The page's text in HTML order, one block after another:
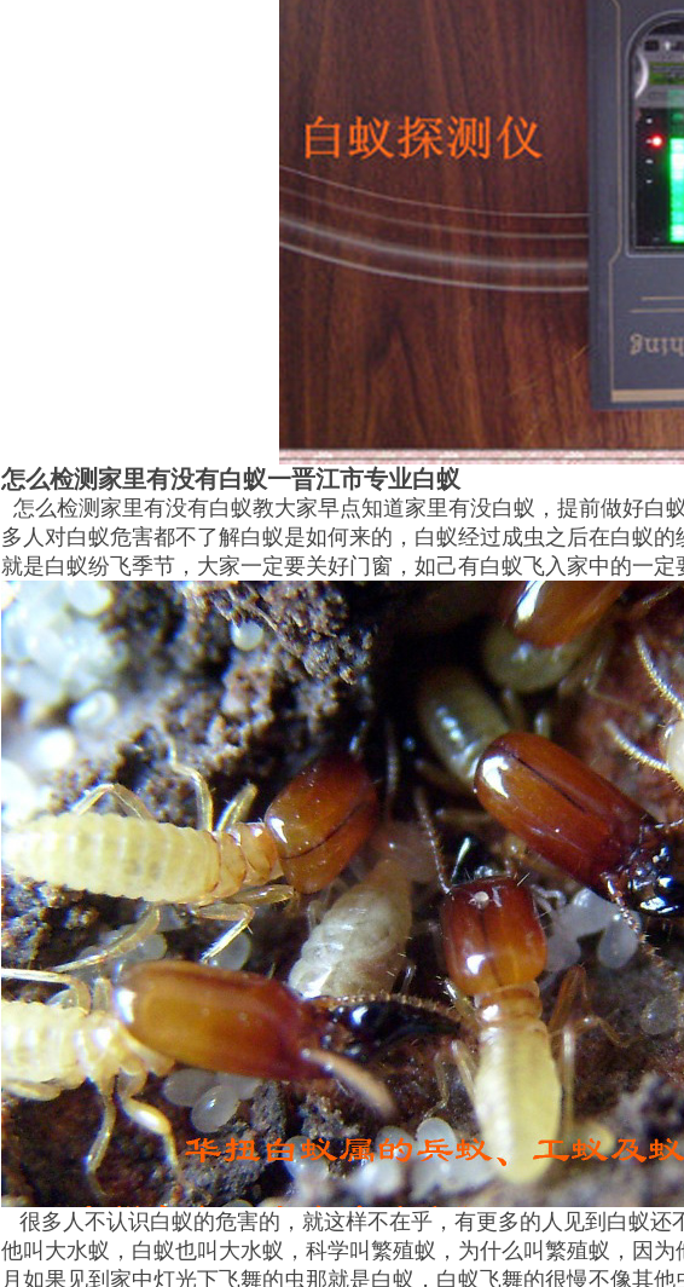
怎么检测家里有没有白蚁一晋江市专业白蚁
怎么检测家里有没有白蚁教大家早点知道家里有没白蚁，提前做好白
多人对白蚁危害都不了解白蚁是如何来的，白蚁经过成虫之后在白蚁
就是白蚁纷飞季节，大家一定要关好门窗，如己有白蚁飞入家中的一定
很多人不认识白蚁的危害的，就这样不在乎，有更多的人见到白蚁
他叫大水蚁，白蚁也叫大水蚁，科学叫繁殖蚁，为什么叫繁殖蚁，因
月如果见到家中灯光下飞舞的虫那就是白蚁，白蚁飞舞的很慢不像其